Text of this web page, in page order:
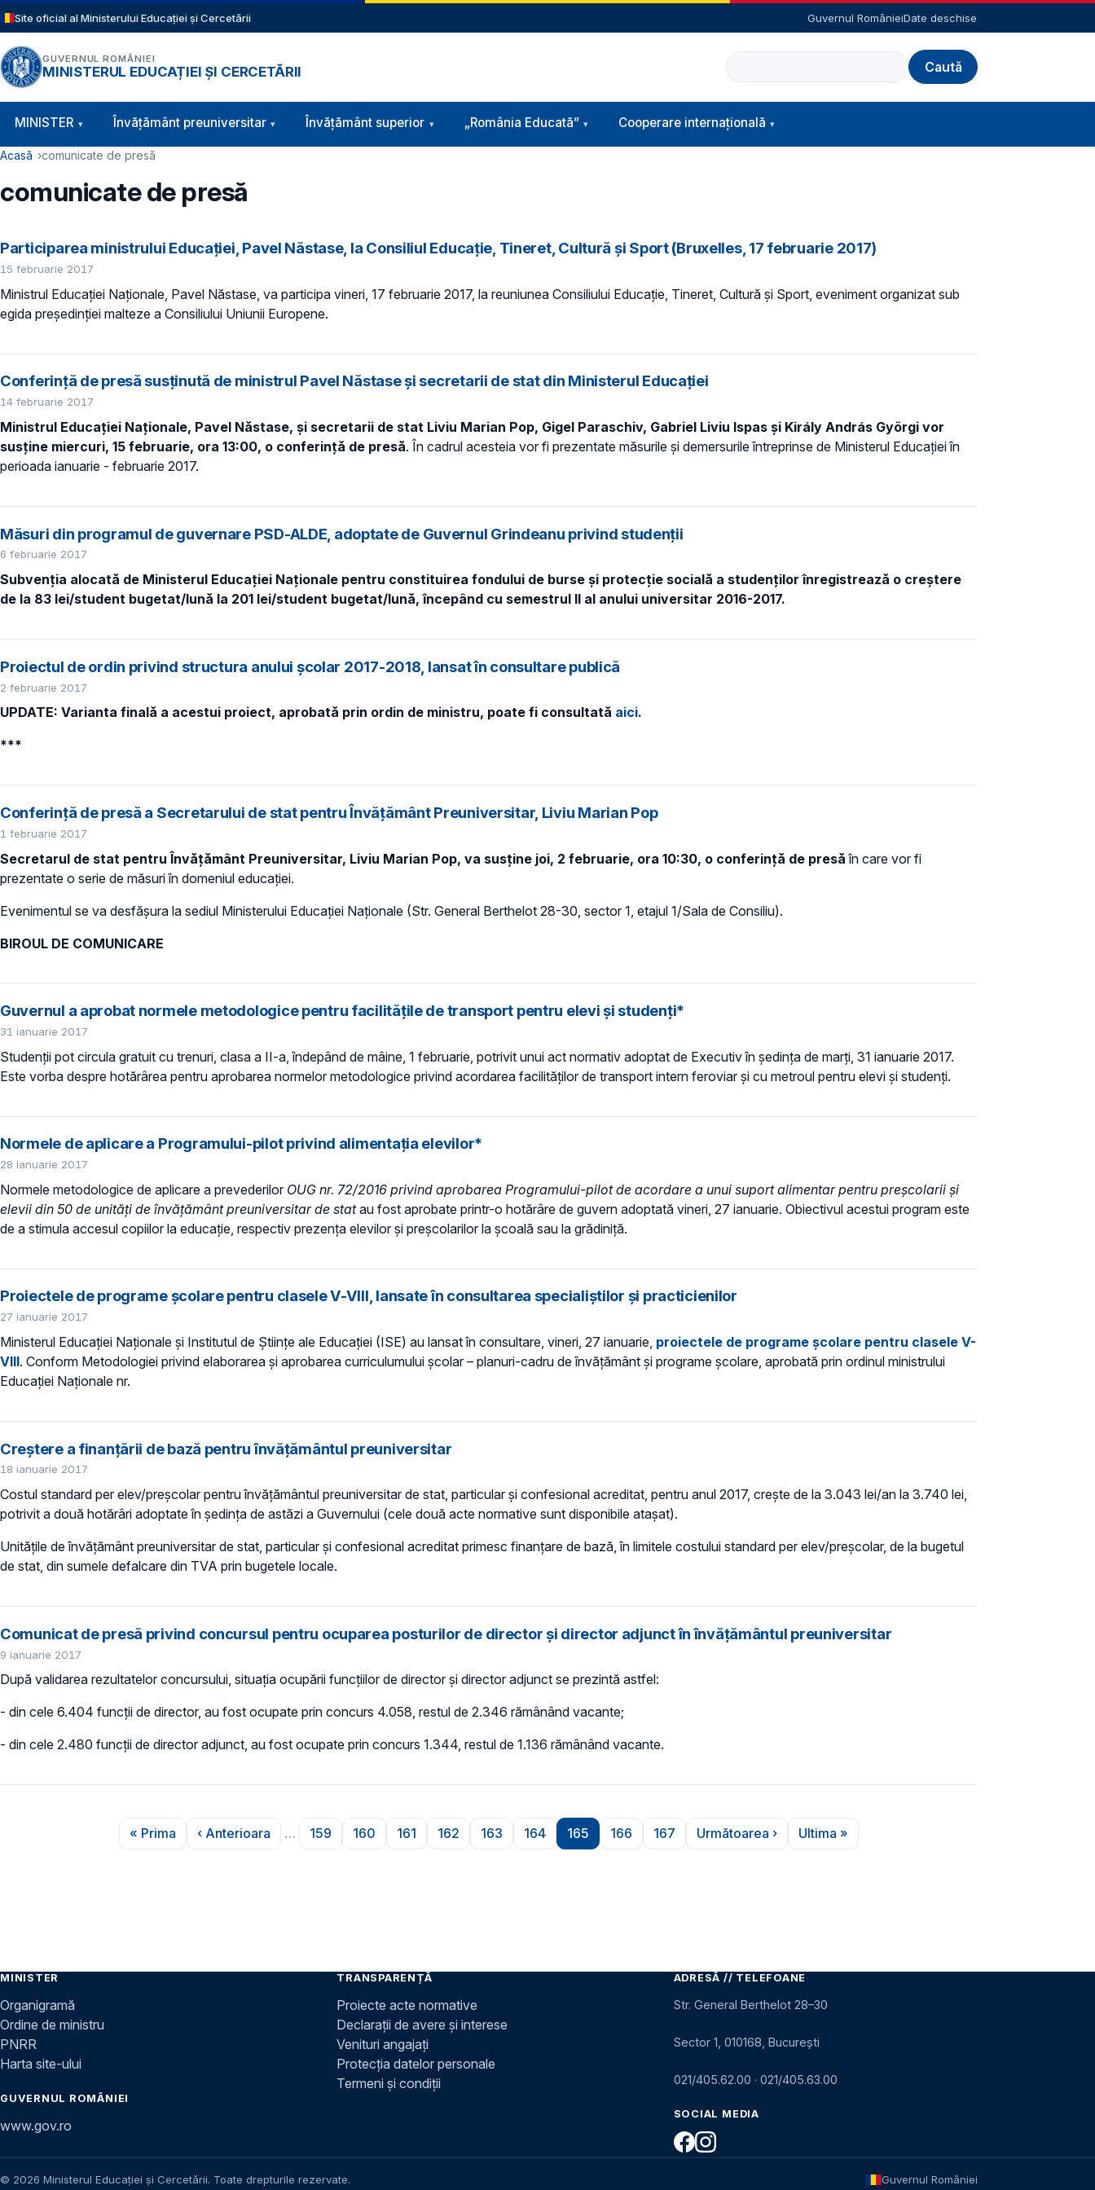
Sari la conținutul principal
Site oficial al Ministerului Educației și Cercetării Guvernul RomânieiDate deschise
GUVERNUL ROMÂNIEI
MINISTERUL EDUCAȚIEI ȘI CERCETĂRII
Caută
Navigație principală
MINISTER Învăţământ preuniversitar Învățământ superior „România Educată” Cooperare internațională
Cale de navigare
Acasă comunicate de presă
comunicate de presă
Participarea ministrului Educației, Pavel Năstase, la Consiliul Educație, Tineret, Cultură şi Sport (Bruxelles, 17 februarie 2017)
15 februarie 2017
Ministrul Educației Naționale, Pavel Năstase, va participa vineri, 17 februarie 2017, la reuniunea Consiliului Educație, Tineret, Cultură și Sport, eveniment organizat sub
egida președinției malteze a Consiliului Uniunii Europene.
Conferință de presă susținută de ministrul Pavel Năstase și secretarii de stat din Ministerul Educației
14 februarie 2017
Ministrul Educației Naționale, Pavel Năstase, și secretarii de stat Liviu Marian Pop, Gigel Paraschiv, Gabriel Liviu Ispas și Király András Györgi vor
susține miercuri, 15 februarie, ora 13:00, o conferință de presă. În cadrul acesteia vor fi prezentate măsurile și demersurile întreprinse de Ministerul Educației în
perioada ianuarie - februarie 2017.
Măsuri din programul de guvernare PSD-ALDE, adoptate de Guvernul Grindeanu privind studenții
6 februarie 2017
Subvenția alocată de Ministerul Educației Naționale pentru constituirea fondului de burse și protecție socială a studenților înregistrează o creștere
de la 83 lei/student bugetat/lună la 201 lei/student bugetat/lună, începând cu semestrul II al anului universitar 2016-2017.
Proiectul de ordin privind structura anului școlar 2017-2018, lansat în consultare publică
2 februarie 2017
UPDATE: Varianta finală a acestui proiect, aprobată prin ordin de ministru, poate fi consultată aici.
***
Conferință de presă a Secretarului de stat pentru Învățământ Preuniversitar, Liviu Marian Pop
1 februarie 2017
Secretarul de stat pentruÎnvățământ Preuniversitar, Liviu Marian Pop, va susține joi, 2 februarie, ora 10:30, o conferință de presă în care vor fi
prezentate o serie de măsuri în domeniul educației.
Evenimentul se va desfăşura la sediul Ministerului Educației Naționale (Str. General Berthelot 28-30, sector 1, etajul 1/Sala de Consiliu).
BIROUL DE COMUNICARE
Guvernul a aprobat normele metodologice pentru facilităţile de transport pentru elevi și studenți*
31 ianuarie 2017
Studenții pot circula gratuit cu trenuri, clasa a II-a, îndepând de mâine, 1 februarie, potrivit unui act normativ adoptat de Executiv în ședința de marți, 31 ianuarie 2017.
Este vorba despre hotărârea pentru aprobarea normelor metodologice privind acordarea facilităţilor de transport intern feroviar şi cu metroul pentru elevi și studenți.
Normele de aplicare a Programului-pilot privind alimentația elevilor*
28 ianuarie 2017
Normele metodologice de aplicare a prevederilor OUG nr. 72/2016 privind aprobarea Programului-pilot de acordare a unui suport alimentar pentru preșcolarii şi
elevii din 50 de unităţi de învăţământ preuniversitar de statau fost aprobate printr-o hotărâre de guvern adoptată vineri, 27 ianuarie. Obiectivul acestui program este
de a stimula accesul copiilor la educație, respectiv prezența elevilor și preșcolarilor la școală sau la grădiniță.
Proiectele de programe școlare pentru clasele V-VIII, lansate în consultarea specialiștilor și practicienilor
27 ianuarie 2017
Ministerul Educației Naționale și Institutul de Științe ale Educației (ISE) au lansat în consultare, vineri, 27 ianuarie, proiectele de programe școlare pentru clasele V-
VIII. Conform Metodologiei privind elaborarea şi aprobarea curriculumului şcolar – planuri-cadru de învăţământ şi programe şcolare, aprobată prin ordinul ministrului
Educaţiei Naţionale nr.
Creștere a finanţării de bază pentru învăţământul preuniversitar
18 ianuarie 2017
Costul standard per elev/preșcolar pentru învăţământul preuniversitar de stat, particular şi confesional acreditat, pentru anul 2017, crește de la 3.043 lei/an la 3.740 lei,
potrivit a două hotărâri adoptate în ședința de astăzi a Guvernului (cele două acte normative sunt disponibile atașat).
Unităţile de învăţământ preuniversitar de stat, particular şi confesional acreditat primesc finanţare de bază, în limitele costului standard per elev/preşcolar, de la bugetul
de stat, din sumele defalcare din TVA prin bugetele locale.
Comunicat de presă privind concursul pentru ocuparea posturilor de director şi director adjunct în învăţământul preuniversitar
9 ianuarie 2017
După validarea rezultatelor concursului, situaţia ocupării funcţiilor de director şi director adjunct se prezintă astfel:
- din cele 6.404 funcţii de director, au fost ocupate prin concurs 4.058, restul de 2.346 rămânând vacante;
- din cele 2.480 funcţii de director adjunct, au fost ocupate prin concurs 1.344, restul de 1.136 rămânând vacante.
Prima pagină
« Prima
Pagina anterioară
‹ Anterioara …
Pagina
159
Pagina
160
Pagina
161
Pagina
162
Pagina
163
Pagina
164
Pagina
165
Pagina
166
Pagina
167
Pagina următoare
Următoarea ›
Ultima pagină
Ultima »
MINISTER
Organigramă
Ordine de ministru
PNRR
Harta site-ului
GUVERNUL ROMÂNIEI
www.gov.ro
TRANSPARENȚĂ
Proiecte acte normative
Declarații de avere și interese
Venituri angajați
Protecția datelor personale
Termeni și condiții
ADRESĂ // TELEFOANE
Str. General Berthelot 28–30
Sector 1, 010168, București
021/405.62.00 · 021/405.63.00
SOCIAL MEDIA
© 2026 Ministerul Educației și Cercetării. Toate drepturile rezervate. Guvernul României